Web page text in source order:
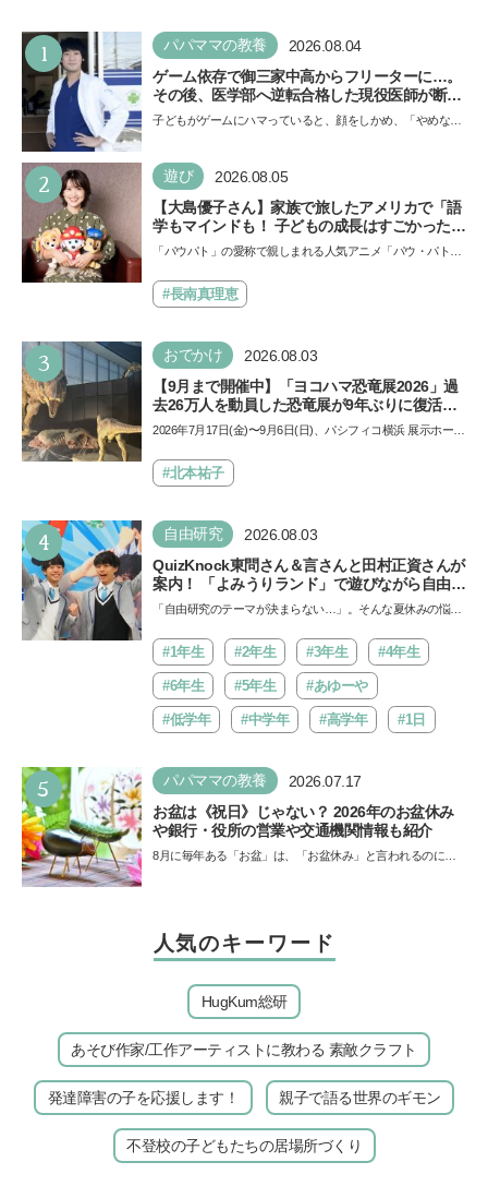
1 パパママの教養 2026.08.04
ゲーム依存で御三家中高からフリーターに…。
その後、医学部へ逆転合格した現役医師が断言
「ゲームの経験が受験勉強に役立った」そう考
子どもがゲームにハマっていると、顔をしかめ、「やめなさ
い…
2 遊び 2026.08.05
【大島優子さん】家族で旅したアメリカで「語
学もマインドも！ 子どもの成長はすごかった」
声優をつとめた映画『パウ・パトロール ザ・ダ
できると子どもに知ってほしい
「パウパト」の愛称で親しまれる人気アニメ「パウ・パトロ
ザ…
#長南真理恵
3 おでかけ 2026.08.03
【9月まで開催中】「ヨコハマ恐竜展2026」過
去26万人を動員した恐竜展が9年ぶりに復活！
夏休みのおでかけで楽しむポイントを完全ガイ
2026年7月17日(金)〜9月6日(日)、パシフィコ横浜 展示ホール
催…
#北本祐子
4 自由研究 2026.08.03
QuizKnock東問さん＆言さんと田村正資さんが
案内！ 「よみうりランド」で遊びながら自由研
究が進む期間限定イベントが開催
「自由研究のテーマが決まらない…」。そんな夏休みの悩み
バ!!…
#1年生 #2年生 #3年生 #4年生
#6年生 #5年生 #あゆーや
#低学年 #中学年 #高学年 #1日
5 パパママの教養 2026.07.17
お盆は《祝日》じゃない？ 2026年のお盆休み
や銀行・役所の営業や交通機関情報も紹介
8月に毎年ある「お盆」は、「お盆休み」と言われるのに祝
人気のキーワード
HugKum総研
あそび作家/工作アーティストに教わる 素敵クラフト
発達障害の子を応援します！ 親子で語る世界のギモン
不登校の子どもたちの居場所づくり